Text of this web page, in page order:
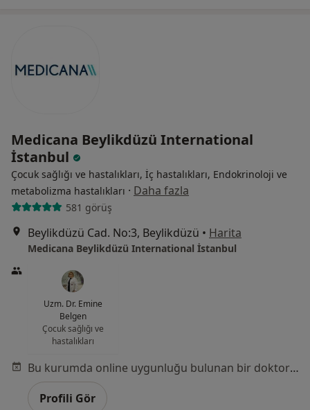
Medicana Beylikdüzü International
İstanbul
Çocuk sağlığı ve hastalıkları, İç hastalıkları, Endokrinoloji ve
metabolizma hastalıkları · Daha fazla
581 görüş
Beylikdüzü Cad. No:3, Beylikdüzü • Harita
Medicana Beylikdüzü International İstanbul
Uzm. Dr. Emine
Belgen
Çocuk sağlığı ve
hastalıkları
Bu kurumda online uygunluğu bulunan bir doktor veya uzman bulunamadı
Profili Gör